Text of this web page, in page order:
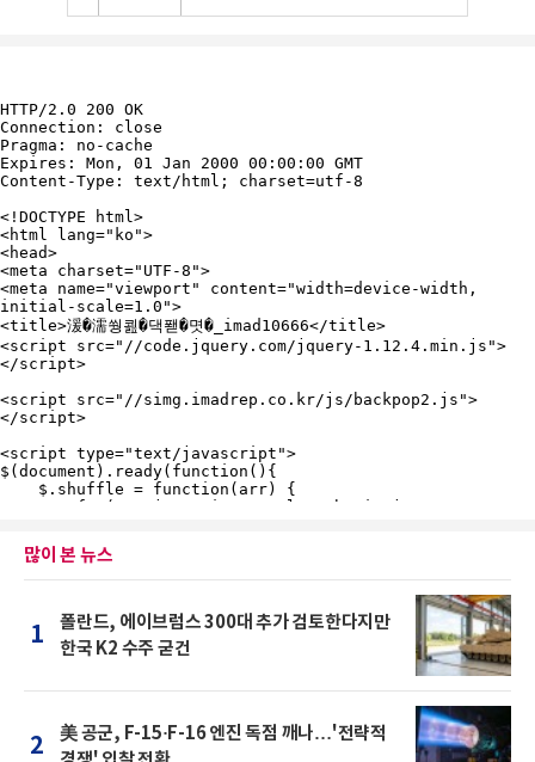
많이 본 뉴스
1
폴란드, 에이브럼스 300대 추가 검토한다지만
한국 K2 수주 굳건
2
美 공군, F-15·F-16 엔진 독점 깨나…'전략적